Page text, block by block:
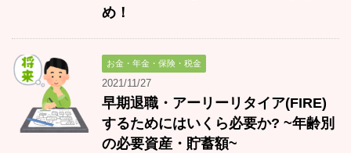
め！
お金・年金・保険・税金
2021/11/27
早期退職・アーリーリタイア(FIRE)
するためにはいくら必要か? ~年齢別
の必要資産・貯蓄額~